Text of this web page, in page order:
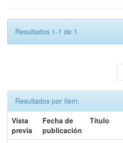
Resultados 1-1 de 1.
Resultados por ítem:
Vista
previa
Fecha de
publicación
Título